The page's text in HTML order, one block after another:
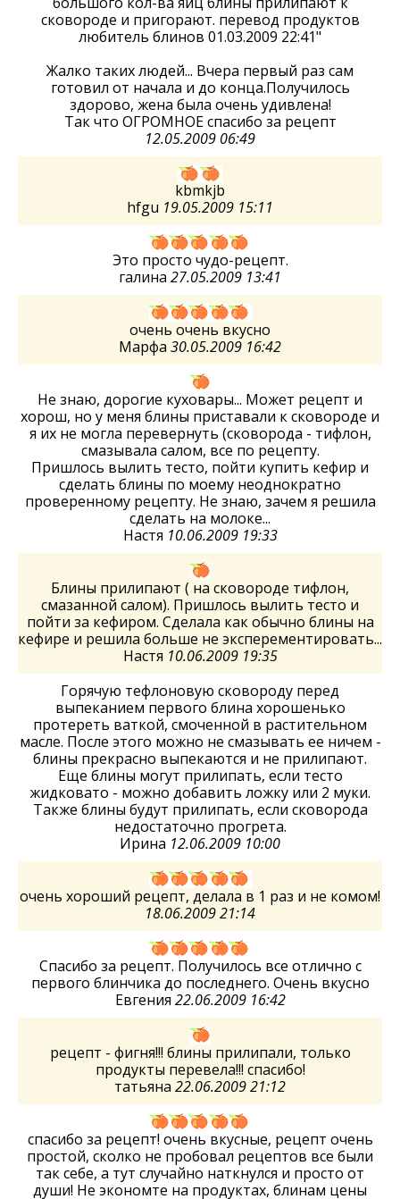
сковороде и пригорают. перевод продуктов
любитель блинов 01.03.2009 22:41"
Жалко таких людей... Вчера первый раз сам
готовил от начала и до конца.Получилось
здорово, жена была очень удивлена!
Так что ОГРОМНОЕ спасибо за рецепт
12.05.2009 06:49
kbmkjb
hfgu 19.05.2009 15:11
Это просто чудо-рецепт.
галина 27.05.2009 13:41
очень очень вкусно
Марфа 30.05.2009 16:42
Не знаю, дорогие куховары... Может рецепт и
хорош, но у меня блины приставали к сковороде и
я их не могла перевернуть (сковорода - тифлон,
смазывала салом, все по рецепту.
Пришлось вылить тесто, пойти купить кефир и
сделать блины по моему неоднократно
проверенному рецепту. Не знаю, зачем я решила
сделать на молоке...
Настя 10.06.2009 19:33
Блины прилипают ( на сковороде тифлон,
смазанной салом). Пришлось вылить тесто и
пойти за кефиром. Сделала как обычно блины на
кефире и решила больше не эксперементировать...
Настя 10.06.2009 19:35
Горячую тефлоновую сковороду перед
выпеканием первого блина хорошенько
протереть ваткой, смоченной в растительном
масле. После этого можно не смазывать ее ничем -
блины прекрасно выпекаются и не прилипают.
Еще блины могут прилипать, если тесто
жидковато - можно добавить ложку или 2 муки.
Также блины будут прилипать, если сковорода
недостаточно прогрета.
Ирина 12.06.2009 10:00
очень хороший рецепт, делала в 1 раз и не комом!
18.06.2009 21:14
Спасибо за рецепт. Получилось все отлично с
первого блинчика до последнего. Очень вкусно
Евгения 22.06.2009 16:42
рецепт - фигня!!! блины прилипали, только
продукты перевела!!! спасибо!
татьяна 22.06.2009 21:12
спасибо за рецепт! очень вкусные, рецепт очень
простой, сколко не пробовал рецептов все были
так себе, а тут случайно наткнулся и просто от
души! Не экономте на продуктах, блинам цены